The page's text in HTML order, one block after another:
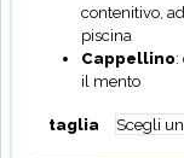
contenitivo,
piscina
Cappellino:
il mento
taglia